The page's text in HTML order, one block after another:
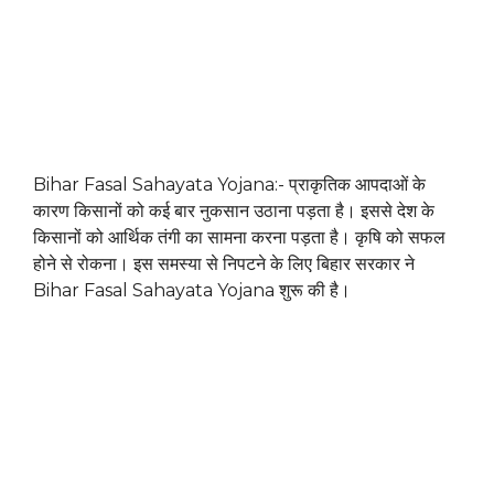
Bihar Fasal Sahayata Yojana:- प्राकृतिक आपदाओं के
कारण किसानों को कई बार नुकसान उठाना पड़ता है। इससे देश के
किसानों को आर्थिक तंगी का सामना करना पड़ता है। कृषि को सफल
होने से रोकना। इस समस्या से निपटने के लिए बिहार सरकार ने
Bihar Fasal Sahayata Yojana शुरू की है।